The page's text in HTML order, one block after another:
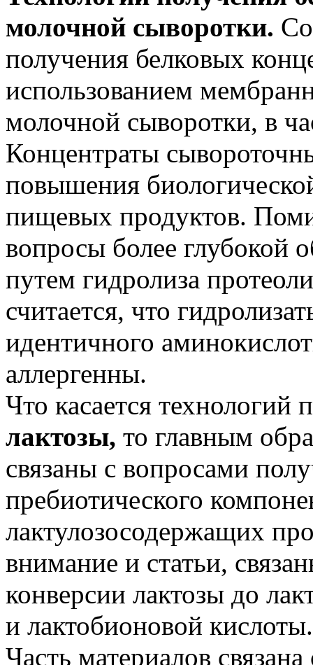
молочной сыворотки.
получения белковых
использованием
молочной сыворотки, в
Концентраты
повышения
пищевых продуктов.
вопросы более глубокой
путем гидролиза
считается, что
идентичного
аллергенны.
Что касается технологий
лактозы, то главным
связаны с вопросами
пребиотического
лактулозосодержащих
внимание и статьи,
конверсии лактозы до
и лактобионовой кислоты.
Часть материалов